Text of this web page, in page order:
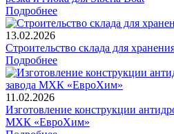
Подробнее
13.02.2026
Строительство склада для
Подробнее
11.02.2026
Изготовление конструкции
МХК «ЕвроХим»